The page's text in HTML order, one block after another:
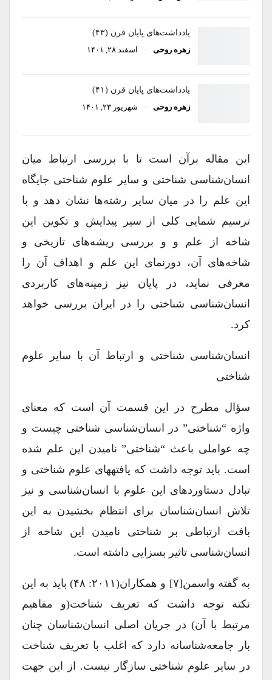
یادداشت‌های پایان قرن (۴۳)
زهره روحی
اسفند ۲۸, ۱۴۰۱
یادداشت‌های پایان قرن (۴۱)
زهره روحی
شهریور ۲۳, ۱۴۰۱
این مقاله برآن است تا با بررسی ارتباط میان
انسان‌شناسی شناختی و سایر علوم شناختی جایگاه
این علم را در میان سایر رشته‌ها نشان‌ دهد و با
ترسیم شمایی کلی از سیر پیدایش و تکوین این
شاخه از علم و و بررسی ریشه‌های تاریخی و
شاخه‌های آن، دور‌نمای این علم و اهداف آن را
معرفی نماید، در پایان نیز زمینه‌های کاربردی
انسان‌شناسی شناختی را در ایران بررسی خواهد
کرد.
انسان‌شناسی شناختی و ارتباط آن با سایر علوم‌
شناختی
سؤال مطرح در این قسمت آن است که معنای
واژه “شناختی” در انسان‌شناسی شناختی چیست و
چه عواملی باعث “شناختی” نامیدن این علم شده
است. باید توجه داشت که یافته‎های علوم شناختی و
تبادل دستاوردهای این علوم با انسان‌شناسی و نیز
تلاش انسان‌شناسان برای انتظام بخشیدن به این
بافت ارتباطی بر شناختی نامیدن این شاخه از
انسان‌شناسی تاثیر بسزایی داشته است.
به گفته واسمن[۷] و همکاران(۲۰۱۱: ۴۸) باید به این
نکته توجه داشت که تعریف شناخت(و مفاهیم
مرتبط با آن) در جریان اصلی انسان‌شناسان چنان
بار جامعه‌شناسانه دارد که اغلب با تعریف شناخت
در سایر علوم شناختی سازگار نیست. از این جهت